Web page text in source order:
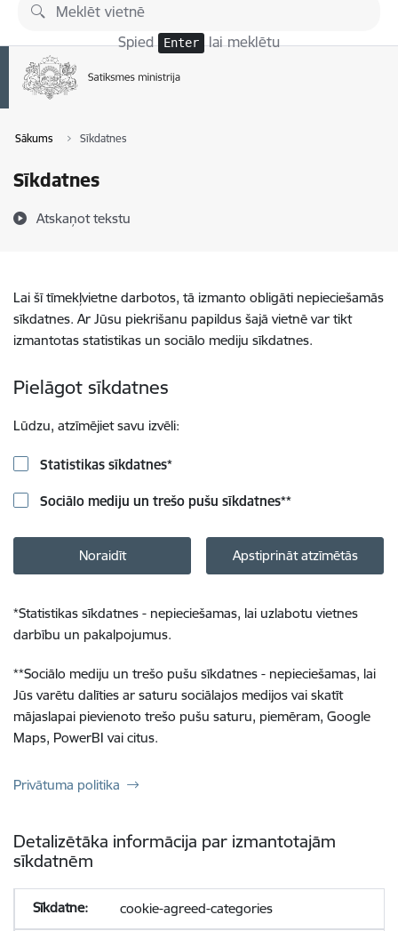
Pāriet uz lapas saturu
Spied Enter lai meklētu
Sākums Sīkdatnes
Sīkdatnes
Atskaņot tekstu
Lai šī tīmekļvietne darbotos, tā izmanto obligāti nepieciešamās
sīkdatnes. Ar Jūsu piekrišanu papildus šajā vietnē var tikt
izmantotas statistikas un sociālo mediju sīkdatnes.
Pielāgot sīkdatnes
Lūdzu, atzīmējiet savu izvēli:
Statistikas sīkdatnes*
Sociālo mediju un trešo pušu sīkdatnes**
Noraidīt Apstiprināt atzīmētās
*Statistikas sīkdatnes - nepieciešamas, lai uzlabotu vietnes
darbību un pakalpojumus.
**Sociālo mediju un trešo pušu sīkdatnes - nepieciešamas, lai
Jūs varētu dalīties ar saturu sociālajos medijos vai skatīt
mājaslapai pievienoto trešo pušu saturu, piemēram, Google
Maps, PowerBI vai citus.
Privātuma politika
Detalizētāka informācija par izmantotajām
sīkdatnēm
cookie-agreed-categories